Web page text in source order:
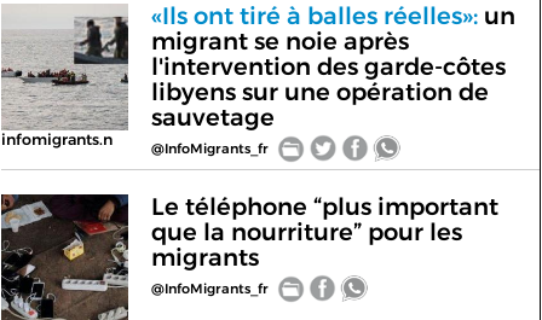
infomigrants.n
«Ils ont tiré à balles réelles»:un
migrant se noie après
l'intervention des garde-côtes
libyens sur une opération de
sauvetage
@InfoMigrants_fr
Le téléphone “plus important
que la nourriture” pour les
migrants
@InfoMigrants_fr